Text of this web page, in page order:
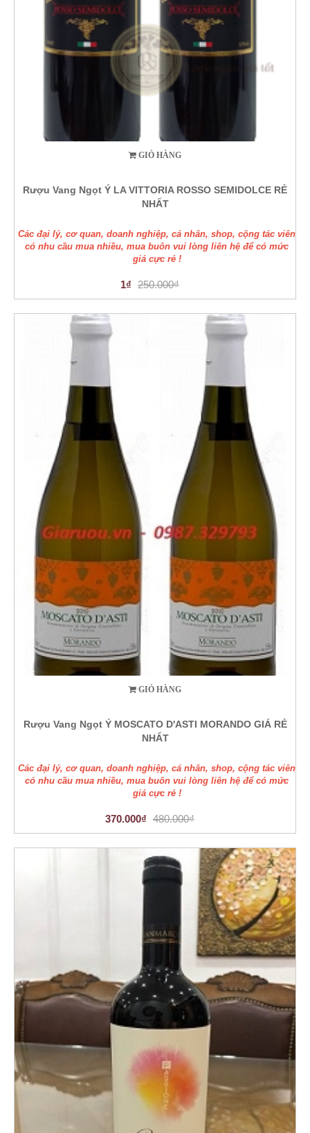
GIỎ HÀNG
Rượu Vang Ngọt Ý LA VITTORIA ROSSO SEMIDOLCE RẺ
NHẤT
Các đại lý, cơ quan, doanh nghiệp, cá nhân, shop, cộng tác viên
có nhu cầu mua nhiều, mua buôn vui lòng liên hệ để có mức
giá cực rẻ !
1₫ 250.000₫
GIỎ HÀNG
Rượu Vang Ngọt Ý MOSCATO D'ASTI MORANDO GIÁ RẺ
NHẤT
Các đại lý, cơ quan, doanh nghiệp, cá nhân, shop, cộng tác viên
có nhu cầu mua nhiều, mua buôn vui lòng liên hệ để có mức
giá cực rẻ !
370.000₫ 480.000₫